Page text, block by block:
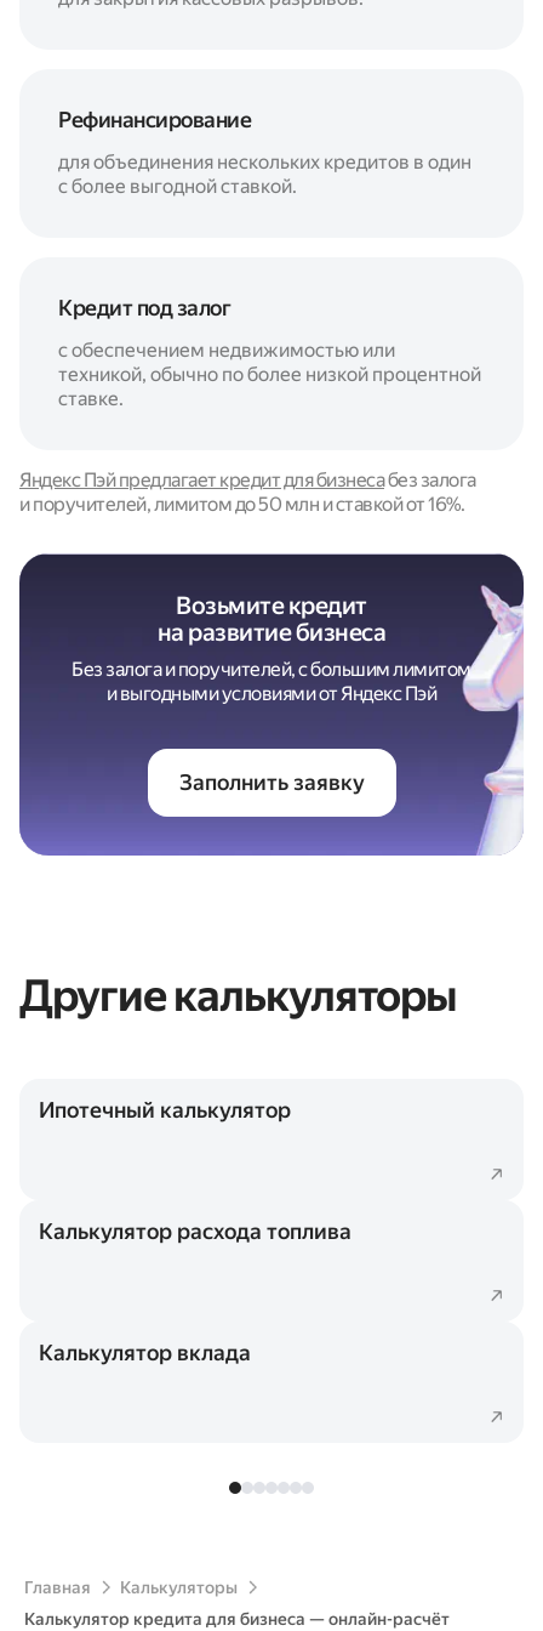
Рефинансирование
для объединения нескольких кредитов в один
с более выгодной ставкой.
Кредит под залог
с обеспечением недвижимостью или
техникой, обычно по более низкой процентной
ставке.
Яндекс Пэй предлагает кредит для бизнесабез залога
и поручителей, лимитом до 50 млн и ставкой от 16%.
Возьмите кредит
на развитие бизнеса
Без залога и поручителей, с большим лимитом
и выгодными условиями от Яндекс Пэй
Заполнить заявку
Другие калькуляторы
Ипотечный калькулятор
Калькулятор расхода топлива
Калькулятор вклада
Главная
Калькуляторы
Калькулятор кредита для бизнеса — онлайн-расчёт